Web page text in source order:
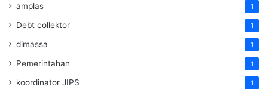
amplas 1
Debt collektor 1
dimassa 1
Pemerintahan 1
koordinator JIPS 1